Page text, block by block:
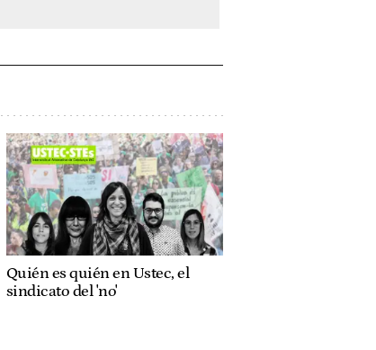
Quién es quién en Ustec, el
sindicato del 'no'